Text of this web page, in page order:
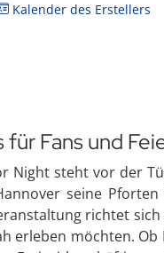
Kalender des Erstellers
Fans und
Night steht vor der
seine
richtet
erleben möchten.